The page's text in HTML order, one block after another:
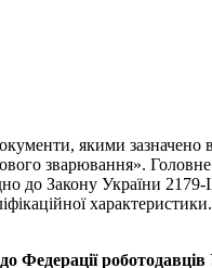
якими
зварювання».
до Закону України
Федерації роботодавців